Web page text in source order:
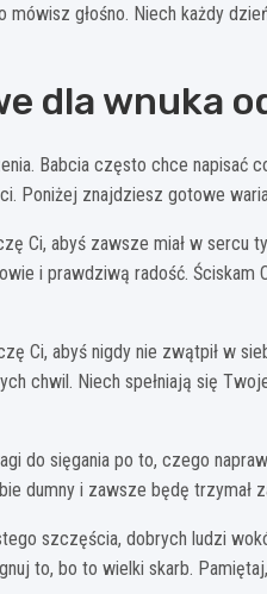
głośno. Niech każdy
dla wnuka
Babcia często chce napisać
Poniżej znajdziesz gotowe
Ci, abyś zawsze miał w sercu
i prawdziwą radość.
Ci, abyś nigdy nie zwątpił w
chwil. Niech spełniają się
do sięgania po to, czego
dumny i zawsze będę trzymał
szczęścia, dobrych ludzi
to, bo to wielki skarb.